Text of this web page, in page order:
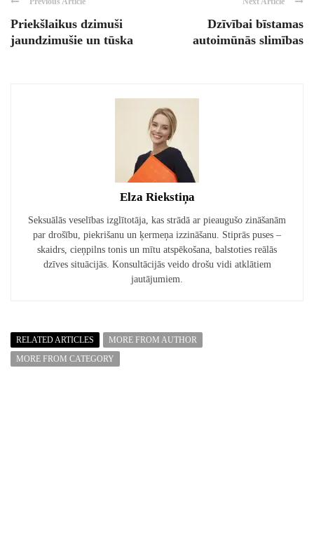
Priekšlaikus dzimuši
jaundzimušie un tūska
Dzīvībai bīstamas
autoimūnās slimības
Elza Riekstiņa
Seksuālās veselības izglītotāja, kas strādā ar pieaugušo zināšanām
par drošību, piekrišanu un ķermeņa izzināšanu. Stiprās puses –
skaidrs, cieņpilns tonis un mītu atspēkošana, balstoties reālās
dzīves situācijās. Konsultācijās veido drošu vidi atklātiem
jautājumiem.
RELATED ARTICLES
MORE FROM AUTHOR
MORE FROM CATEGORY